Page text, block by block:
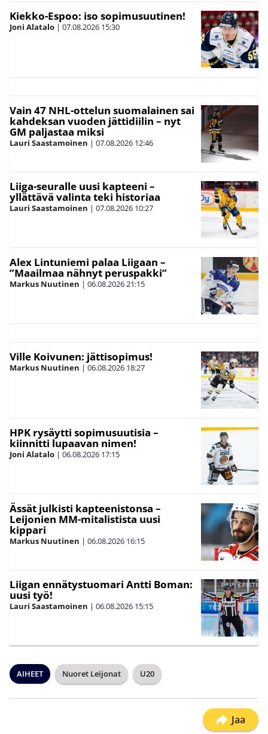
Kiekko-Espoo: iso sopimusuutinen!
Joni Alatalo | 07.08.2026 15:30
Vain 47 NHL-ottelun suomalainen sai
kahdeksan vuoden jättidiilin – nyt
GM paljastaa miksi
Lauri Saastamoinen | 07.08.2026 12:46
Liiga-seuralle uusi kapteeni –
yllättävä valinta teki historiaa
Lauri Saastamoinen | 07.08.2026 10:27
Alex Lintuniemi palaa Liigaan –
”Maailmaa nähnyt peruspakki”
Markus Nuutinen | 06.08.202621:15
Ville Koivunen: jättisopimus!
Markus Nuutinen | 06.08.2026 18:27
HPK rysäytti sopimusuutisia –
kiinnitti lupaavan nimen!
Joni Alatalo | 06.08.2026 17:15
Ässät julkisti kapteenistonsa –
Leijonien MM-mitalistista uusi
kippari
Markus Nuutinen | 06.08.2026 16:15
Liigan ennätystuomari Antti Boman:
uusi työ!
Lauri Saastamoinen | 06.08.2026 15:15
AIHEET Nuoret Leijonat U20
Jaa